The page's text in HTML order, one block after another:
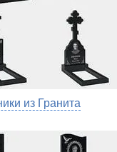
из Гранита